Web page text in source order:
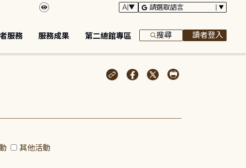
服務 服務成果 第二總館專區 搜尋 讀者登入
其他活動